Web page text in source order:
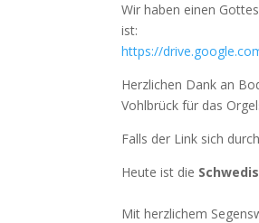
Wir haben einen
ist:
https://
Herzlichen Dank an
Vohlbrück für das
Falls der Link sich
Heute ist die
Mit herzlichem